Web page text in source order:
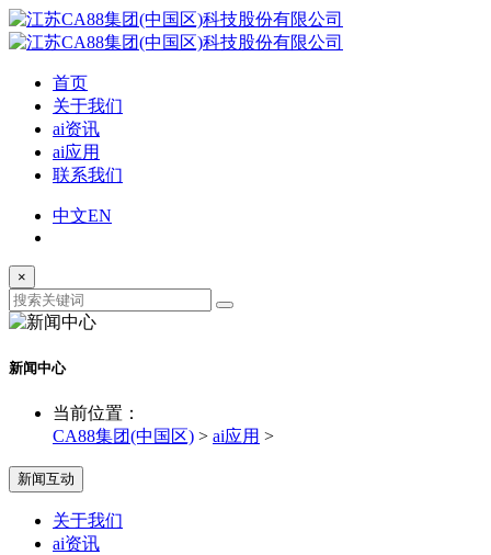
首页
关于我们
ai资讯
ai应用
联系我们
中文EN
×
新闻中心
当前位置：
CA88集团(中国区) > ai应用 >
新闻互动
关于我们
ai资讯